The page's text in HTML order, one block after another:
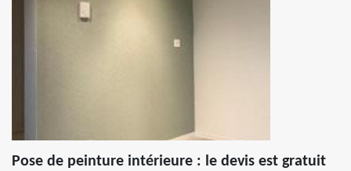
Pose de peinture intérieure : le devis est gratuit